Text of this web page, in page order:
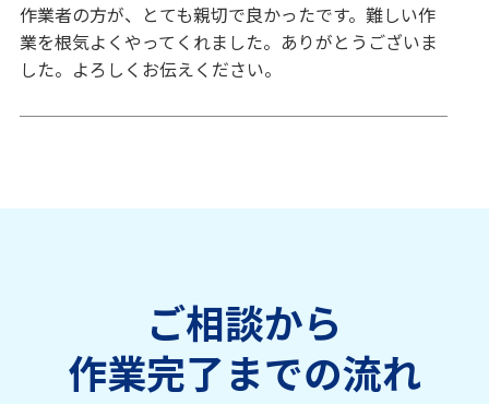
作業者の方が、とても親切で良かったです。難しい作
業を根気よくやってくれました。ありがとうございま
した。よろしくお伝えください。
ご相談から
作業完了までの流れ